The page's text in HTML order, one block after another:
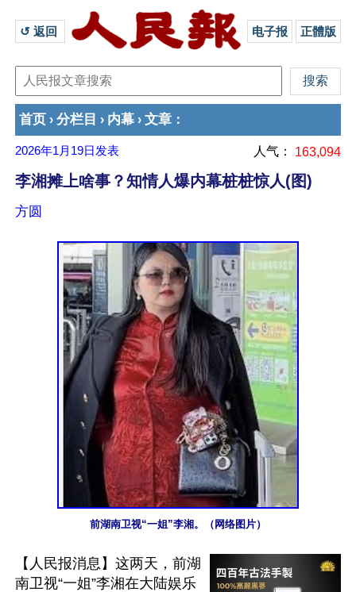
↺ 返回 电子报 正體版
首页 › 分栏目 › 内幕 › 文章 ：
2026年1月19日 发表 人气： 163,094
李湘摊上啥事？知情人爆内幕桩桩惊人(图)
方圆
前湖南卫视“一姐”李湘。（网络图片）
【人民报消息】这两天，前湖
南卫视“一姐”李湘在大陆娱乐